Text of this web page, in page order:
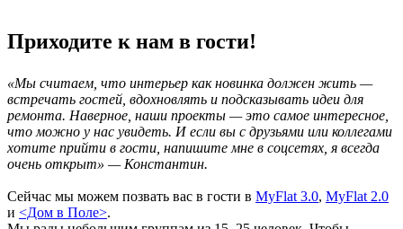
Приходите к нам в гости!
«Мы считаем, что интерьер как новинка должен жить —
встречать гостей, вдохновлять и подсказывать идеи для
ремонта. Наверное, наши проекты — это самое интересное,
что можно у нас увидеть. И если вы с друзьями или коллегами
хотите прийти в гости, напишите мне в соцсетях, я всегда
очень открыт» — Константин.
Сейчас мы можем позвать вас в гости в MyFlat 3.0, MyFlat 2.0
и <Дом в Поле>.